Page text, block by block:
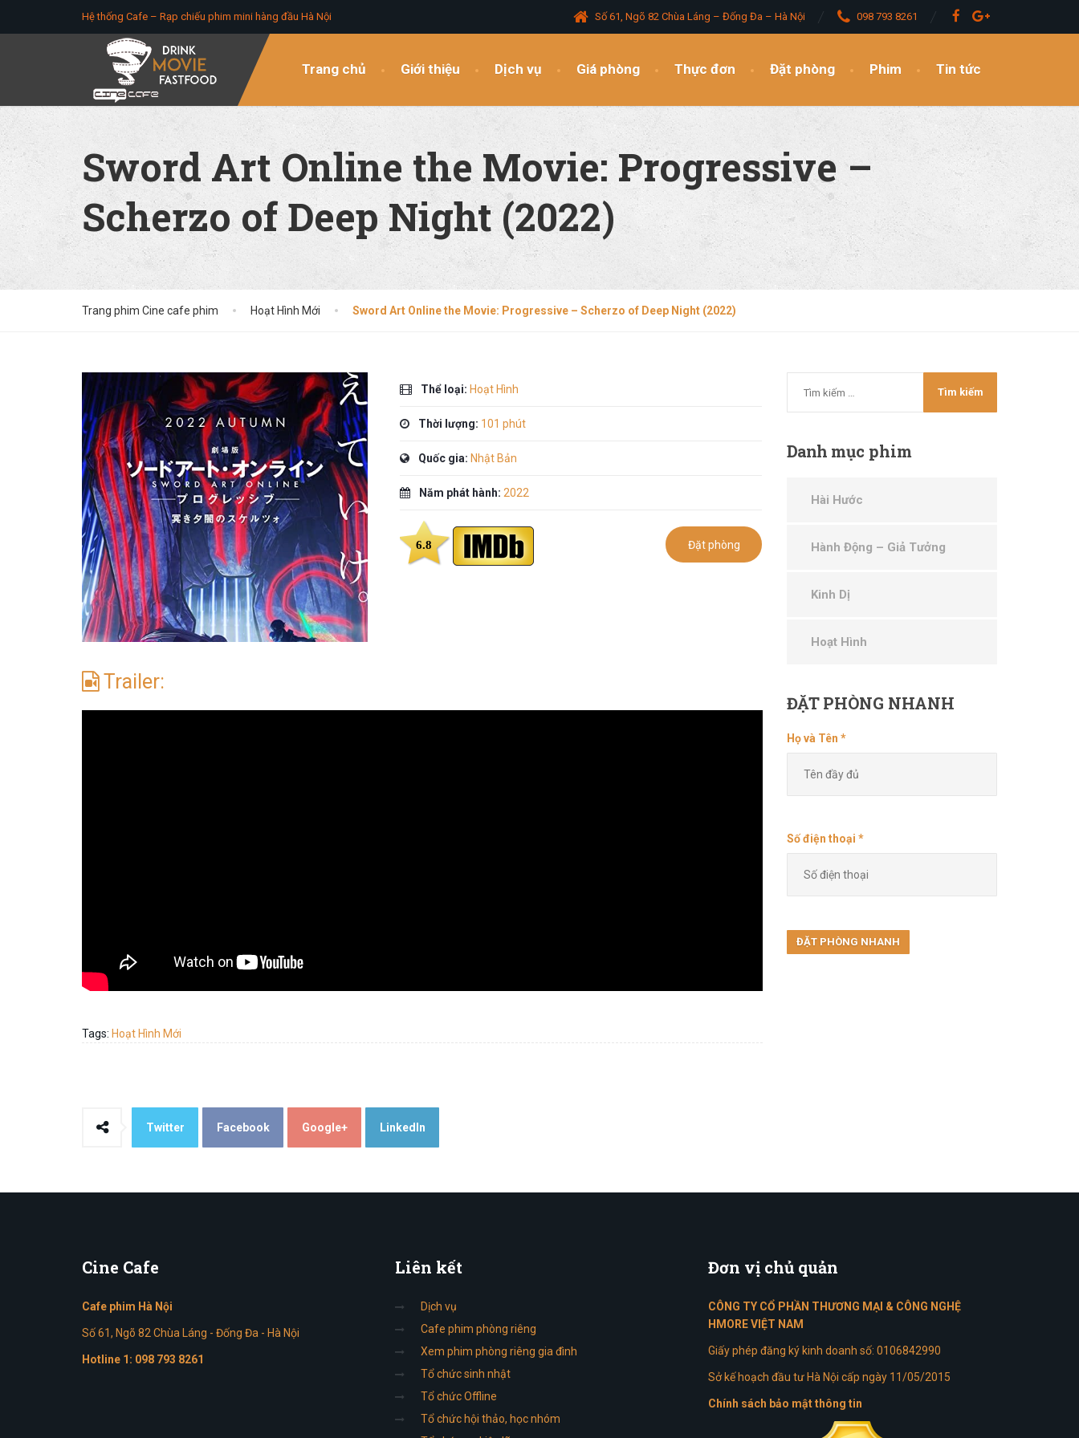
Hệ thống Cafe – Rạp chiếu phim mini hàng đầu Hà Nội Số 61, Ngõ 82 Chùa Láng – Đống Đa – Hà Nội 098 793 8261
Trang chủ Giới thiệu Dịch vụ Giá phòng Thực đơn Đặt phòng Phim Tin tức
Sword Art Online the Movie: Progressive –
Scherzo of Deep Night (2022)
Trang phim Cine cafe phim Hoạt Hình Mới Sword Art Online the Movie: Progressive – Scherzo of Deep Night (2022)
Thể loại: Hoạt Hình
Thời lượng: 101 phút
Quốc gia: Nhật Bản
Năm phát hành: 2022
6.8 Đặt phòng
Trailer:
Tags: Hoạt Hình Mới
Twitter Facebook Google+ LinkedIn
Danh mục phim
Hài Hước
Hành Động – Giả Tưởng
Kinh Dị
Hoạt Hình
ĐẶTPHÒNG NHANH
Họ và Tên *
Số điện thoại *
Cine Cafe
Cafe phim Hà Nội
Số 61, Ngõ 82 Chùa Láng - Đống Đa - Hà Nội
Hotline 1: 098 793 8261
Liên kết
Dịch vụ
Cafe phim phòng riêng
Xem phim phòng riêng gia đình
Tổ chức sinh nhật
Tổ chức Offline
Tổ chức hội thảo, học nhóm
Đơn vị chủ quản
CÔNG TY CỔ PHẦN THƯƠNG MẠI & CÔNG NGHỆ
HMORE VIỆT NAM
Giấy phép đăng ký kinh doanh số: 0106842990
Sở kế hoạch đầu tư Hà Nội cấp ngày 11/05/2015
Chính sách bảo mật thông tin